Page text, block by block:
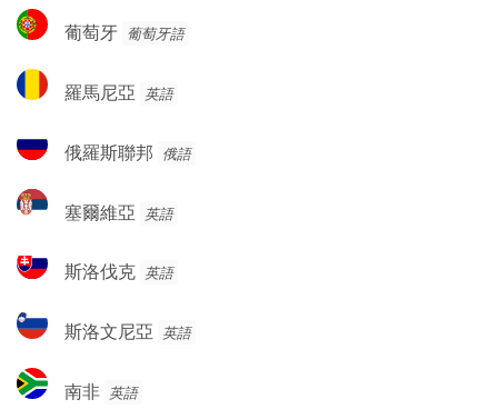
葡
萄
葡萄牙 葡萄牙語
羅
馬
亞
羅馬尼亞 英語
俄
羅
聯
俄羅斯聯邦 俄語
塞
爾
亞
塞爾維亞 英語
斯
洛
克
斯洛伐克 英語
斯
洛
尼
斯洛文尼亞 英語
南
非
南非 英語